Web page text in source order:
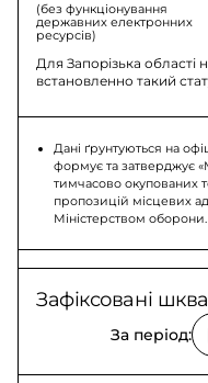
(без функціонування
державних електронних
ресурсів)
Для Запорізька області
встановленно такий
Дані ґрунтуються на
формує та затверджує
тимчасово окупованих
пропозицій місцевих
Міністерством оборони.
Зафіксовані
За період: